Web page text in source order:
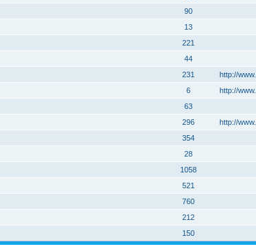
90
13
221
44
231 http://
6 http://
63
296 http://
354
28
1058
521
760
212
150